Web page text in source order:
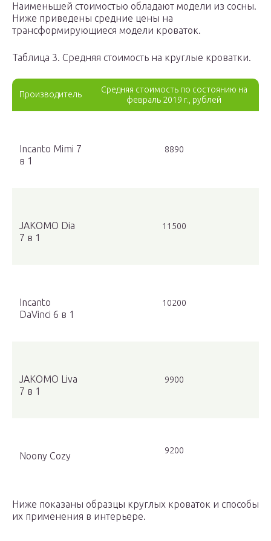
Наименьшей стоимостью обладают модели из сосны.
Ниже приведены средние цены на
трансформирующиеся модели кроваток.
Таблица 3. Средняя стоимость на круглые кроватки.
Производитель
Средняя стоимость по состоянию на
февраль 2019 г., рублей
Incanto Mimi 7
в 1
8890
JAKOMO Dia
7 в 1
11500
Incanto
DaVinci 6 в 1
10200
JAKOMO Liva
7 в 1
9900
Noony Cozy 9200
Ниже показаны образцы круглых кроваток и способы
их применения в интерьере.